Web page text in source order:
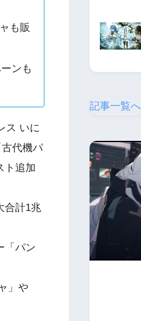
も販
ンも
ス いに
代機パ
ト追加
合計1兆
「パン
」や
記事一覧へ